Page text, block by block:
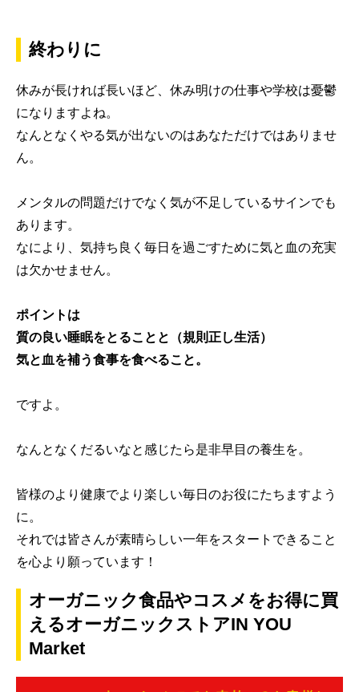
終わりに
休みが長ければ長いほど、休み明けの仕事や学校は憂鬱
になりますよね。
なんとなくやる気が出ないのはあなただけではありませ
ん。
メンタルの問題だけでなく気が不足しているサインでも
あります。
なにより、気持ち良く毎日を過ごすために気と血の充実
は欠かせません。
ポイントは
質の良い睡眠をとることと（規則正し生活）
気と血を補う食事を食べること。
ですよ。
なんとなくだるいなと感じたら是非早目の養生を。
皆様のより健康でより楽しい毎日のお役にたちますよう
に。
それでは皆さんが素晴らしい一年をスタートできること
を心より願っています！
オーガニック食品やコスメをお得に買
えるオーガニックストアIN YOU
Market